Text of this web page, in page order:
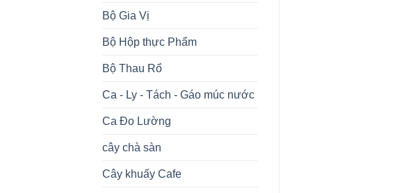
Bộ Gia Vị
Bộ Hộp thực Phẩm
Bộ Thau Rổ
Ca - Ly - Tách - Gáo múc nước
Ca Đo Lường
cây chà sàn
Cây khuấy Cafe